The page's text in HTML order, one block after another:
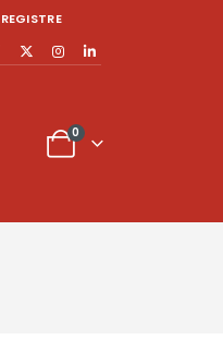
REGISTRE
0